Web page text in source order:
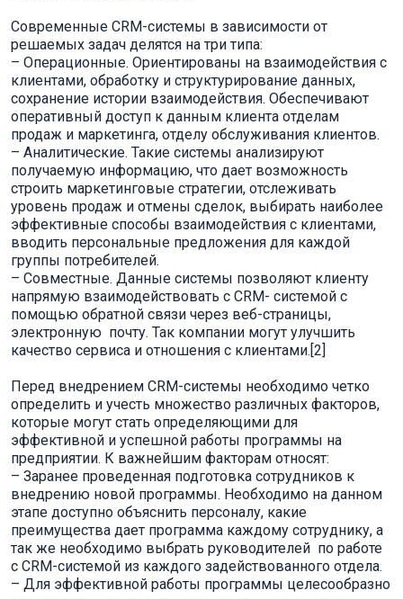
Современные CRM-системы в зависимости от
решаемых задач делятся на три типа:
– Операционные. Ориентированы на взаимодействия с
клиентами, обработку и структурирование данных,
сохранение истории взаимодействия. Обеспечивают
оперативный доступ к данным клиента отделам
продаж и маркетинга, отделу обслуживания клиентов.
– Аналитические. Такие системы анализируют
получаемую информацию, что дает возможность
строить маркетинговые стратегии, отслеживать
уровень продаж и отмены сделок, выбирать наиболее
эффективные способы взаимодействия с клиентами,
вводить персональные предложения для каждой
группы потребителей.
– Совместные. Данные системы позволяют клиенту
напрямую взаимодействовать с CRM- системой с
помощью обратной связи через веб-страницы,
электронную почту. Так компании могут улучшить
качество сервиса и отношения с клиентами.[2]
Перед внедрением CRM-системы необходимо четко
определить и учесть множество различных факторов,
которые могут стать определяющими для
эффективной и успешной работы программы на
предприятии. К важнейшим факторам относят:
– Заранее проведенная подготовка сотрудников к
внедрению новой программы. Необходимо на данном
этапе доступно объяснить персоналу, какие
преимущества дает программа каждому сотруднику, а
так же необходимо выбрать руководителей по работе
с CRM-системой из каждого задействованного отдела.
– Для эффективной работы программы целесообразно